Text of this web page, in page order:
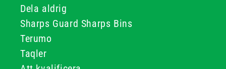
Dela aldrig
Sharps Guard Sharps Bins
Terumo
Taqler